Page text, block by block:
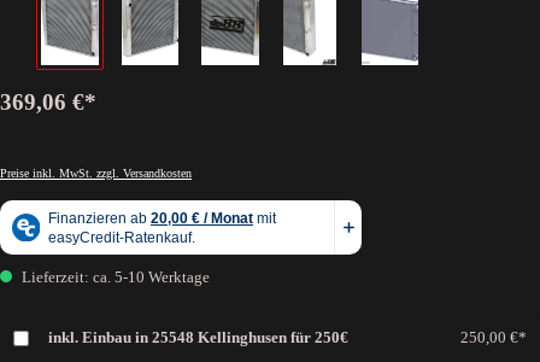
369,06 €*
Preise inkl. MwSt. zzgl. Versandkosten
Lieferzeit: ca. 5-10 Werktage
inkl. Einbau in 25548 Kellinghusen für 250€ 250,00 €*